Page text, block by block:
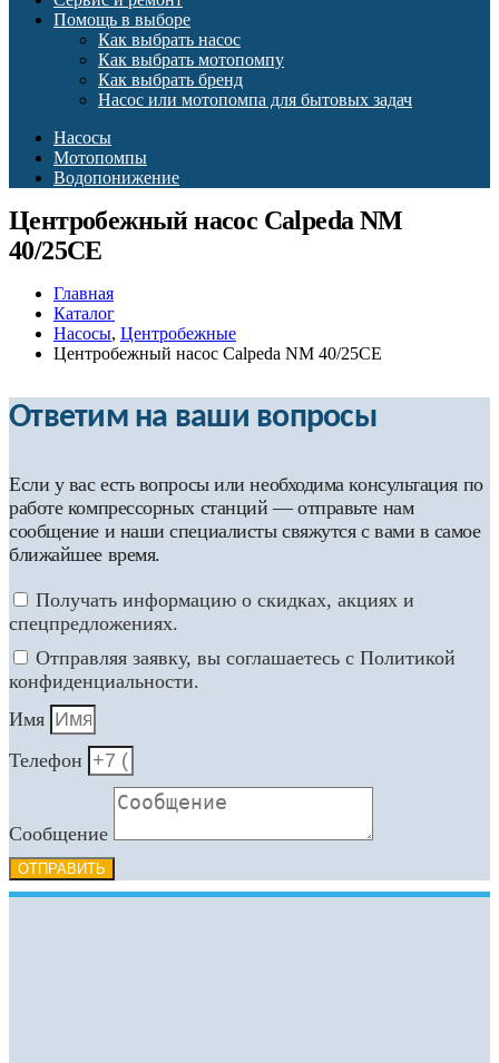
Помощь в выборе
Как выбрать насос
Как выбрать мотопомпу
Как выбрать бренд
Насос или мотопомпа для бытовых задач
Насосы
Мотопомпы
Водопонижение
Центробежный насос Calpeda NM
40/25CE
Главная
Каталог
Насосы, Центробежные
Центробежный насос Calpeda NM 40/25CE
Ответим на ваши вопросы
Если у вас есть вопросы или необходима консультация по
работе компрессорных станций — отправьте нам
сообщение и наши специалисты свяжутся с вами в самое
ближайшее время.
Получать информацию о скидках, акциях и
спецпредложениях.
Отправляя заявку, вы соглашаетесь с Политикой
конфиденциальности.
Имя
Телефон
Сообщение
ОТПРАВИТЬ